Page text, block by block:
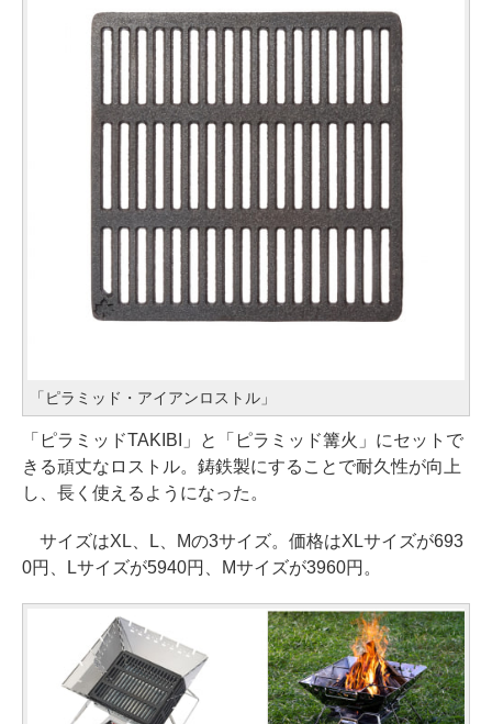
「ピラミッド・アイアンロストル」
「ピラミッドTAKIBI」と「ピラミッド篝火」にセットで
きる頑丈なロストル。鋳鉄製にすることで耐久性が向上
し、長く使えるようになった。
サイズはXL、L、Mの3サイズ。価格はXLサイズが693
0円、Lサイズが5940円、Mサイズが3960円。